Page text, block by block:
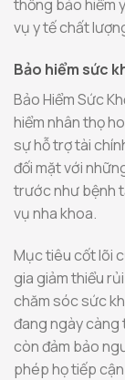
thống bảo hiểm
vụ y tế chất
Bảo hiểm sức
Bảo Hiểm Sức
hiểm nhân thọ
sự hỗ trợ tài
đối mặt với
trước như bệnh
vụ nha khoa.
Mục tiêu cốt lõi
gia giảm thiểu
chăm sóc sức
đang ngày càng
còn đảm bảo
phép họ tiếp